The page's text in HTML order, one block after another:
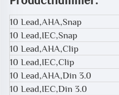
10 Lead,AHA,Snap
10 Lead,IEC,Snap
10 Lead,AHA,Clip
10 Lead,IEC,Clip
10 Lead,AHA,Din 3.0
10 Lead,IEC,Din 3.0